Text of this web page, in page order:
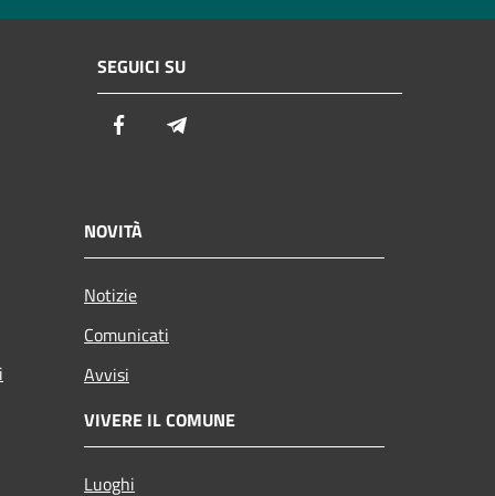
SEGUICI SU
Facebook
NOVITÀ
Notizie
Comunicati
Avvisi
VIVERE IL COMUNE
Luoghi